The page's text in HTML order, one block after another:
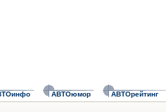
АВТОюмор АВТОрейтинг